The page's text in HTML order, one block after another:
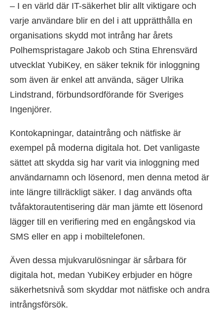
– I en värld där IT-säkerhet blir allt viktigare och
varje användare blir en del i att upprätthålla en
organisations skydd mot intrång har årets
Polhemspristagare Jakob och Stina Ehrensvärd
utvecklat YubiKey, en säker teknik för inloggning
som även är enkel att använda, säger Ulrika
Lindstrand, förbundsordförande för Sveriges
Ingenjörer.
Kontokapningar, dataintrång och nätfiske är
exempel på moderna digitala hot. Det vanligaste
sättet att skydda sig har varit via inloggning med
användarnamn och lösenord, men denna metod är
inte längre tillräckligt säker. I dag används ofta
tvåfaktorautentisering där man jämte ett lösenord
lägger till en verifiering med en engångskod via
SMS eller en app i mobiltelefonen.
Även dessa mjukvarulösningar är sårbara för
digitala hot, medan YubiKey erbjuder en högre
säkerhetsnivå som skyddar mot nätfiske och andra
intrångsförsök.